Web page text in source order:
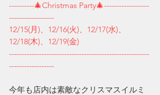
----------🎄Christmas Party🎄------------------
------------------
12/15(月)、12/16(火)、12/17(水)、
12/18(木)、12/19(金)
--------------------------------------------------------
------------------
今年も店内は素敵なクリスマスイルミ